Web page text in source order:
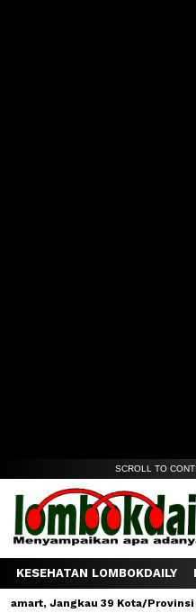
SCROLL TO
KESEHATAN LOMBOKDAILY
Jangkau 39 Kota/Provinsi di